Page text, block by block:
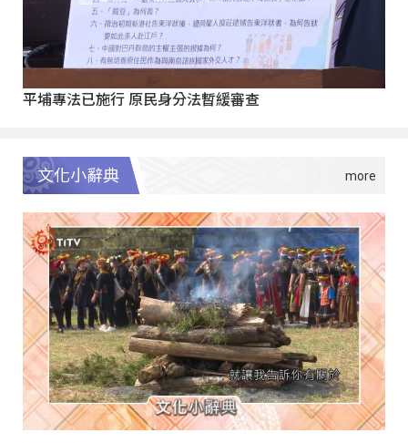
平埔專法已施行 原民身分法暫緩審查
文化小辭典